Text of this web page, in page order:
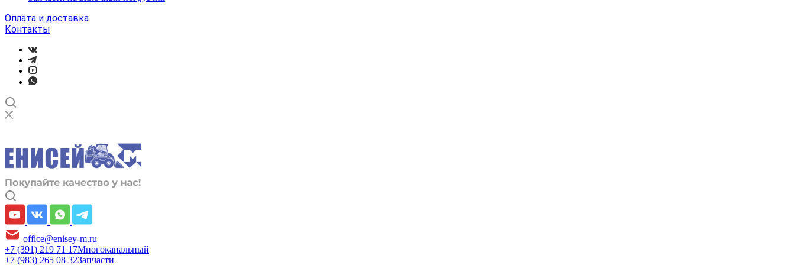
Оплата и доставка
Контакты
office@enisey-m.ru
+7 (391) 219 71 17Многоканальный
+7 (983) 265 08 32Запчасти